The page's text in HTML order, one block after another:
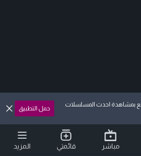
بمشاهدة احدث المسلسلات
حمل التطبيق
مباشر قائمتي المزيد